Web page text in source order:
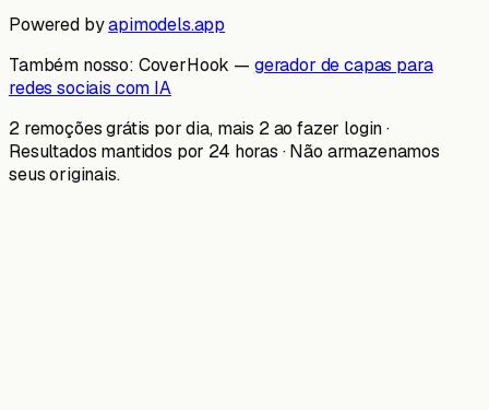
Powered byapimodels.app
Também nosso: CoverHook — gerador de capas para
redes sociais com IA
2 remoções grátis por dia, mais 2 ao fazer login ·
Resultados mantidos por 24 horas · Não armazenamos
seus originais.